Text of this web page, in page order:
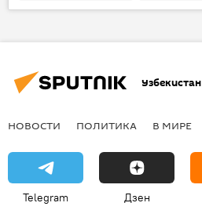
рост цен
газ
Европа
Узбекистан
НОВОСТИ ПОЛИТИКА В МИРЕ
Telegram Дзен